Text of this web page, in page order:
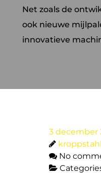
Net zoals de
ook nieuwe
innovatieve
3 december
kroppstahl
No